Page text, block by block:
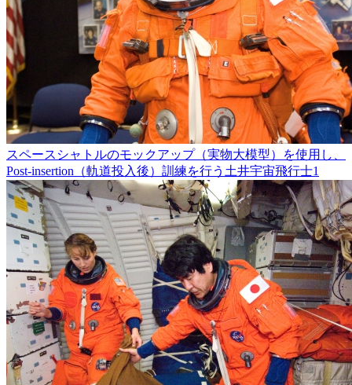
スペースシャトルのモックアップ（実物大模型）を使用し、
Post-insertion（軌道投入後）訓練を行う土井宇宙飛行士1